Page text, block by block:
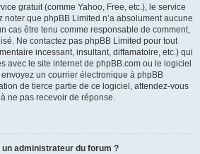
gratuit (comme Yahoo, Free, etc.), le service
noter que phpBB Limited n’a absolument aucune
cas être tenu comme responsable de comment,
Ne contactez pas phpBB Limited pour tout
incessant, insultant, diffamatoire, etc.) qui
avec le site internet de phpBB.com ou le logiciel
un courrier électronique à phpBB
de tierce partie de ce logiciel, attendez-vous
ne pas recevoir de réponse.
administrateur du forum ?